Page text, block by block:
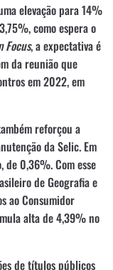
elevação para 14%
como espera o
Focus, a expectativa é
da reunião que
em 2022, em
reforçou a
da Selic. Em
de 0,36%. Com esse
de Geografia e
ao Consumidor
alta de 4,39% no
de títulos públicos